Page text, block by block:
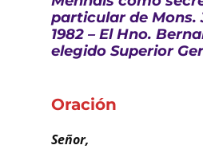
Pastoral Vocacional
Recursos
particular de Mons.
1982 – El Hno.
elegido Superior
Oración
Señor,